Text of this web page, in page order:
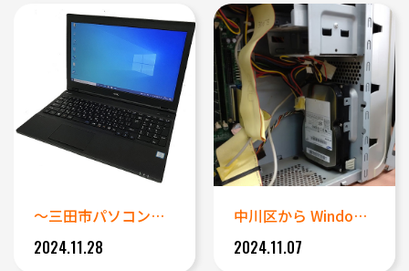
～三田市パソコンデータ復旧事例...
2024.11.28
中川区から Windows X...
2024.11.07